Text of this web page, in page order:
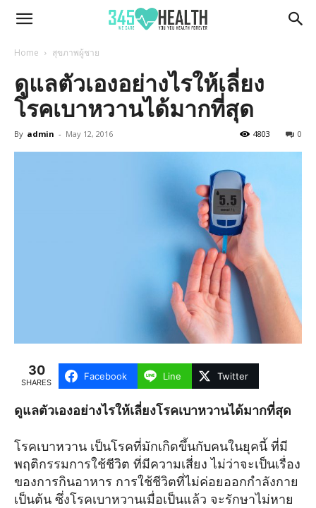
345Health
Home สุขภาพผู้ชาย
ดูแลตัวเองอย่างไรให้เลี่ยง
โรคเบาหวานได้มากที่สุด
By admin - May 12, 2016 0
4803
30
SHARES
Facebook Line Twitter
ดูแลตัวเองอย่างไรให้เลี่ยงโรคเบาหวานได้มากที่สุด
โรคเบาหวาน เป็นโรคที่มักเกิดขึ้นกับคนในยุคนี้ ที่มี
พฤติกรรมการใช้ชีวิต ที่มีความเสี่ยง ไม่ว่าจะเป็นเรื่อง
ของการกินอาหาร การใช้ชีวิตที่ไม่ค่อยออกกำลังกาย
เป็นต้น ซึ่งโรคเบาหวานเมื่อเป็นแล้ว จะรักษาไม่หาย